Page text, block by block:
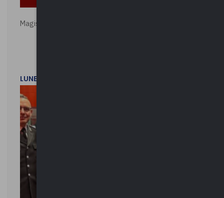
Magistratura e Costituzione. Le ragioni del SÌ e del NO
LUNEDì 1 DICEMBRE 2025